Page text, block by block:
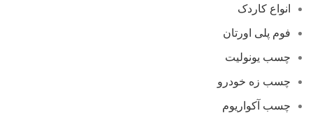
انواع کاردک
فوم پلی اورتان
چسب یونولیت
چسب زه خودرو
چسب آکواریوم